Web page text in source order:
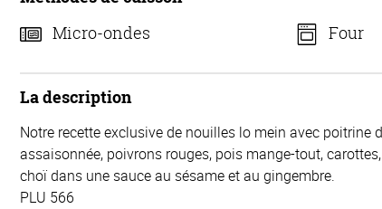
Micro-ondes
Four
La description
Notre recette exclusive de nouilles lo mein avec poitrine
assaisonnée, poivrons rouges, pois mange-tout,
choï dans une sauce au sésame et au gingembre.
PLU 566